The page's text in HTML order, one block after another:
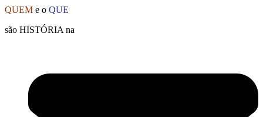
Ir
o
QUEM e o QUE
são HISTÓRIA na